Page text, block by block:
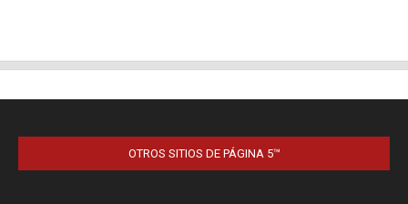
OTROS SITIOS DE PÁGINA 5™